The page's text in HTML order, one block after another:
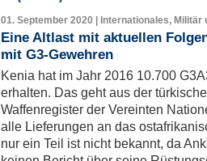
01. September 2020 | Internationales, Militär
Eine Altlast mit aktuellen
mit G3-Gewehren
Kenia hat im Jahr 2016 10.700
erhalten. Das geht aus der
Waffenregister der Vereinten
alle Lieferungen an das
nur ein Teil ist nicht bekannt, da